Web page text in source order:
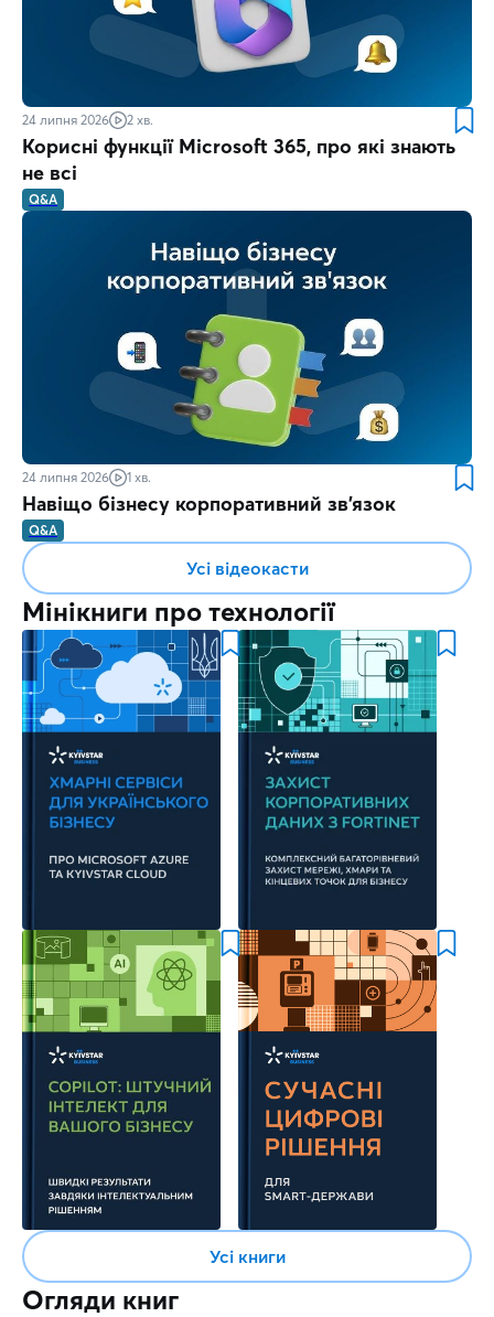
24 липня 2026 2 хв.
Корисні функції Microsoft 365, про які знають
не всі
Q&A
24 липня 2026 1 хв.
Навіщо бізнесу корпоративний зв'язок
Q&A
Усі відеокасти
Мінікниги про технології
Усі книги
Огляди книг